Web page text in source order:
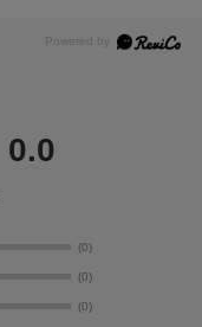
0.0
(0)
(0)
(0)